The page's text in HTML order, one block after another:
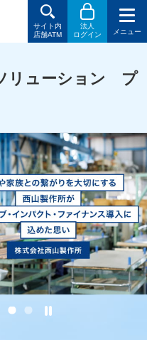
サイト内
店舗ATM
法人
ログイン
メニュー
リューション プ
6